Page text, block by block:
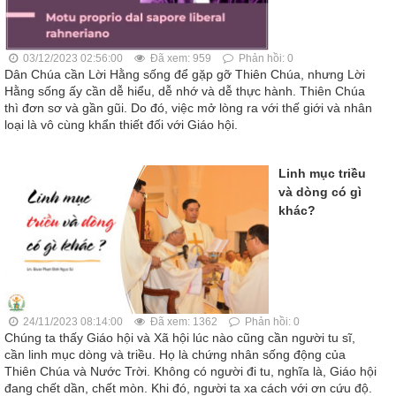
03/12/2023 02:56:00 Đã xem: 959 Phản hồi: 0
Dân Chúa cần Lời Hằng sống để gặp gỡ Thiên Chúa, nhưng Lời
Hằng sống ấy cần dễ hiểu, dễ nhớ và dễ thực hành. Thiên Chúa
thì đơn sơ và gần gũi. Do đó, việc mở lòng ra với thế giới và nhân
loại là vô cùng khẩn thiết đối với Giáo hội.
Linh mục triều
và dòng có gì
khác?
24/11/2023 08:14:00 Đã xem: 1362 Phản hồi: 0
Chúng ta thấy Giáo hội và Xã hội lúc nào cũng cần người tu sĩ,
cần linh mục dòng và triều. Họ là chứng nhân sống động của
Thiên Chúa và Nước Trời. Không có người đi tu, nghĩa là, Giáo hội
đang chết dần, chết mòn. Khi đó, người ta xa cách với ơn cứu độ.